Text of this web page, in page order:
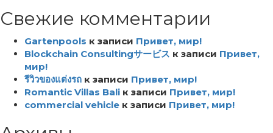
Свежие комментарии
Gartenpools к записи Привет, мир!
Blockchain Consultingサービス к записи Привет,
мир!
รีวิวของแต่งรถ к записи Привет, мир!
Romantic Villas Bali к записи Привет, мир!
commercial vehicle к записи Привет, мир!